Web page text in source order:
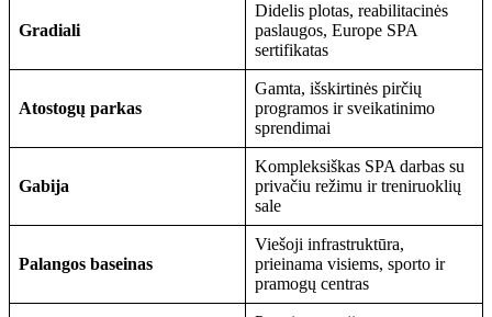
Gradiali
Didelis plotas, reabilitacinės
paslaugos, Europe SPA
sertifikatas
Atostogų parkas
Gamta, išskirtinės pirčių
programos ir sveikatinimo
sprendimai
Gabija
Kompleksiškas SPA darbas su
privačiu režimu ir treniruoklių
sale
Palangos baseinas
Viešoji infrastruktūra,
prieinama visiems, sporto ir
pramogų centras